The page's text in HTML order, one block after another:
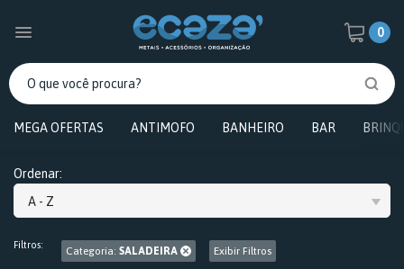
0
MEGA OFERTAS ANTIMOFO BANHEIRO BAR
Ordenar:
A - Z
Filtros: Categoria: SALADEIRA Exibir Filtros